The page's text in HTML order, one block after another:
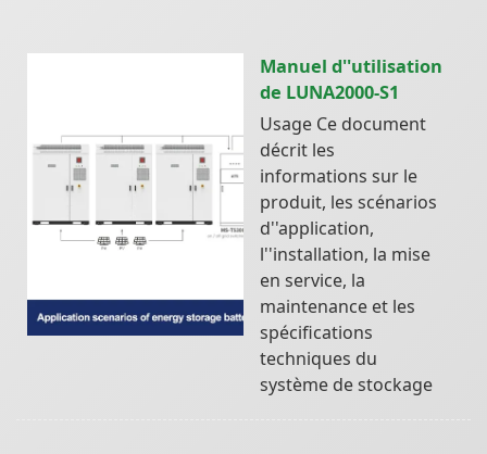
Manuel d''utilisation
de LUNA2000-S1
Usage Ce document
décrit les
informations sur le
produit, les scénarios
d''application,
l''installation, la mise
en service, la
maintenance et les
spécifications
techniques du
système de stockage